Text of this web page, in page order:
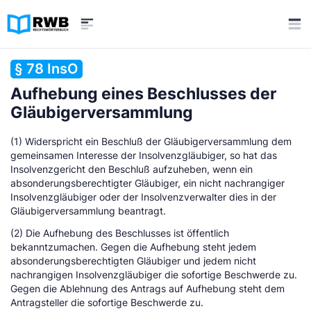
§ 78 InsO
Aufhebung eines Beschlusses der
Gläubigerversammlung
(1) Widerspricht ein Beschluß der Gläubigerversammlung dem
gemeinsamen Interesse der Insolvenzgläubiger, so hat das
Insolvenzgericht den Beschluß aufzuheben, wenn ein
absonderungsberechtigter Gläubiger, ein nicht nachrangiger
Insolvenzgläubiger oder der Insolvenzverwalter dies in der
Gläubigerversammlung beantragt.
(2) Die Aufhebung des Beschlusses ist öffentlich
bekanntzumachen. Gegen die Aufhebung steht jedem
absonderungsberechtigten Gläubiger und jedem nicht
nachrangigen Insolvenzgläubiger die sofortige Beschwerde zu.
Gegen die Ablehnung des Antrags auf Aufhebung steht dem
Antragsteller die sofortige Beschwerde zu.